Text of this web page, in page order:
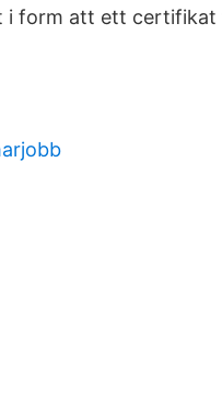
i form att ett